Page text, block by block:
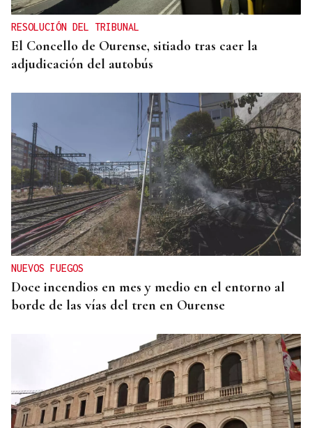
RESOLUCIÓN DEL TRIBUNAL
El Concello de Ourense, sitiado tras caer la
adjudicación del autobús
NUEVOS FUEGOS
Doce incendios en mes y medio en el entorno al
borde de las vías del tren en Ourense